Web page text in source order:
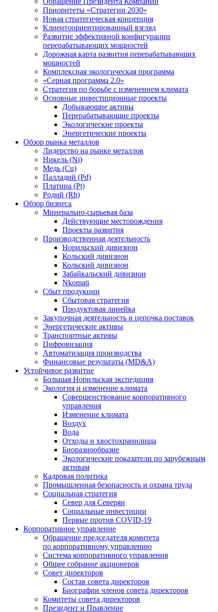
Приоритеты «Стратегии 2030»
Новая стратегическая концепция
Клиентоориентированный взгляд
Развитие эффективной конфигурации
перерабатывающих мощностей
Дорожная карта развития перерабатывающих
мощностей
Комплексная экологическая программа
«Серная программа 2.0»
Стратегия по борьбе с изменением климата
Основные инвестиционные проекты
Добывающие активы
Перерабатывающие проекты
Экологические проекты
Энергетические проекты
Обзор рынка металлов
Лидерство на рынке металлов
Никель (Ni)
Медь (Cu)
Палладий (Pd)
Платина (Pt)
Родий (Rh)
Обзор бизнеса
Минерально-сырьевая база
Действующие месторождения
Проекты развития
Производственная деятельность
Норильский дивизион
Кольский дивизион
Кольский дивизион
Забайкальский дивизион
Nkomati
Сбыт продукции
Сбытовая стратегия
Продуктовая линейка
Закупочная деятельность и цепочка поставок
Энергетические активы
Транспортные активы
Цифровизация
Автоматизация производства
Финансовые результаты (MD&A)
Устойчивое развитие
Большая Норильская экспедиция
Экология и изменение климата
Совершенствование корпоративного
управления
Изменение климата
Воздух
Вода
Отходы и хвостохранилища
Биоразнообразие
Экологические показатели по зарубежным
активам
Кадровая политика
Промышленная безопасность и охрана труда
Социальная стратегия
Север для Северян
Социальные инвестиции
Первые против COVID‑19
Корпоративное управление
Обращение председателя комитета
по корпоративному управлению
Система корпоративного управления
Общее собрание акционеров
Совет директоров
Состав совета директоров
Биографии членов совета директоров
Комитеты совета директоров
Президент и Правление